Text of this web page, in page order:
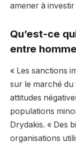
amener à
Qu’est-ce
entre
« Les sanctions
sur le marché
attitudes
populations
Drydakis. « Des
organisations